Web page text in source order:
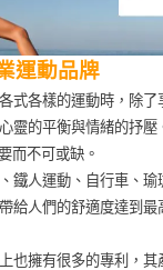
運動品牌
式各樣的運動時，除
靈的平衡與情緒的抒壓
而不可或缺。
鐵人運動、自行車、瑜
給人們的舒適度達到
也擁有很多的專利，其